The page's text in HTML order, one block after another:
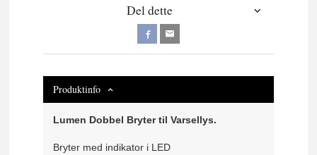
Del dette
Produktinfo
Lumen Dobbel Bryter til Varsellys.
Bryter med indikator i LED